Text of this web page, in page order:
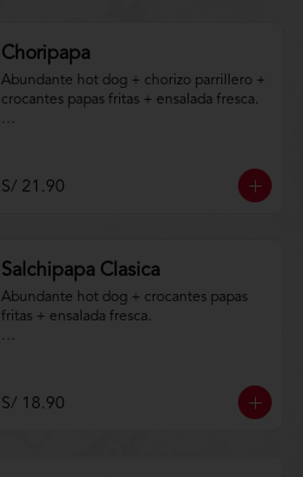
Choripapa
Abundante hot dog + chorizo parrillero +
crocantes papas fritas + ensalada fresca.
m/TYCGenerales
S/ 21.90
Salchipapa Clasica
Abundante hot dog + crocantes papas
fritas + ensalada fresca.
m/TYCGenerales
S/ 18.90